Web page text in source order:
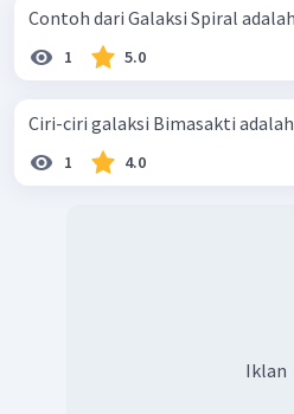
Contoh dari Galaksi Spiral
1 5.0
Ciri-ciri galaksi Bimasakti adalah
1 4.0
Iklan